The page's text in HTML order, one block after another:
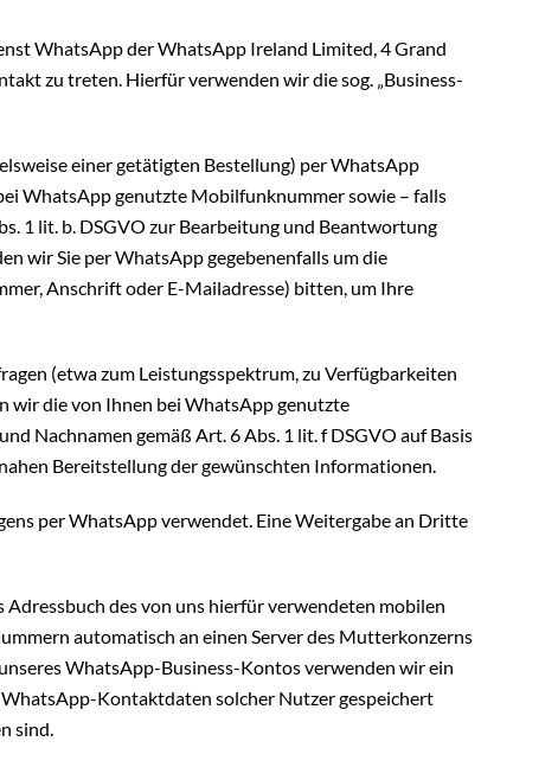
WhatsApp der WhatsApp Ireland Limited, 4 Grand
zu treten. Hierfür verwenden wir die sog. „Business-
einer getätigten Bestellung) per WhatsApp
WhatsApp genutzte Mobilfunknummer sowie – falls
1 lit. b. DSGVO zur Bearbeitung und Beantwortung
wir Sie per WhatsApp gegebenenfalls um die
Anschrift oder E-Mailadresse) bitten, um Ihre
(etwa zum Leistungsspektrum, zu Verfügbarkeiten
wir die von Ihnen bei WhatsApp genutzte
Nachnamen gemäß Art. 6 Abs. 1 lit. f DSGVO auf Basis
Bereitstellung der gewünschten Informationen.
per WhatsApp verwendet. Eine Weitergabe an Dritte
des von uns hierfür verwendeten mobilen
automatisch an einen Server des Mutterkonzerns
WhatsApp-Business-Kontos verwenden wir ein
Kontaktdaten solcher Nutzer gespeichert
sind.